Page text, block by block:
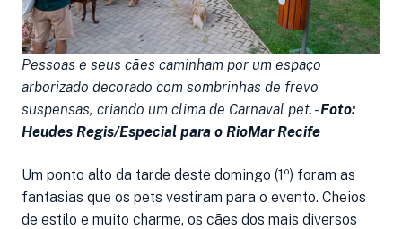
Pessoas e seus cães caminham por um espaço
arborizado decorado com sombrinhas de frevo
suspensas, criando um clima de Carnaval pet. -Foto:
Heudes Regis/Especial para o RioMar Recife
Um ponto alto da tarde deste domingo (1º) foram as
fantasias que os pets vestiram para o evento. Cheios
de estilo e muito charme, os cães dos mais diversos